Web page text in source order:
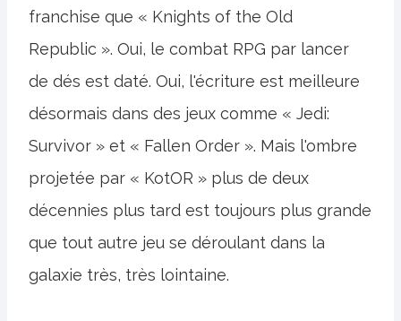
franchise que « Knights of the Old
Republic ». Oui, le combat RPG par lancer
de dés est daté. Oui, l'écriture est meilleure
désormais dans des jeux comme « Jedi:
Survivor » et « Fallen Order ». Mais l'ombre
projetée par « KotOR » plus de deux
décennies plus tard est toujours plus grande
que tout autre jeu se déroulant dans la
galaxie très, très lointaine.